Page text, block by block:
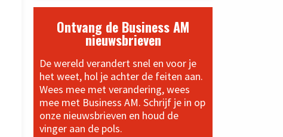
Ontvang de Business AM
nieuwsbrieven
De wereld verandert snel en voor je
het weet, hol je achter de feiten aan.
Wees mee met verandering, wees
mee met Business AM. Schrijf je in op
onze nieuwsbrieven en houd de
vinger aan de pols.